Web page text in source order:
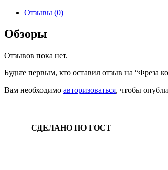
Отзывы (0)
Обзоры
Отзывов пока нет.
Будьте первым, кто оставил отзыв на
Вам необходимо авторизоваться, чтобы
СДЕЛАНО ПО ГОСТ